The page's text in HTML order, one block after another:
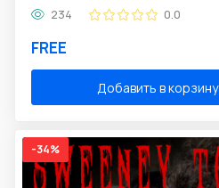
234 0.0
FREE
Добавить в корзину
-34%